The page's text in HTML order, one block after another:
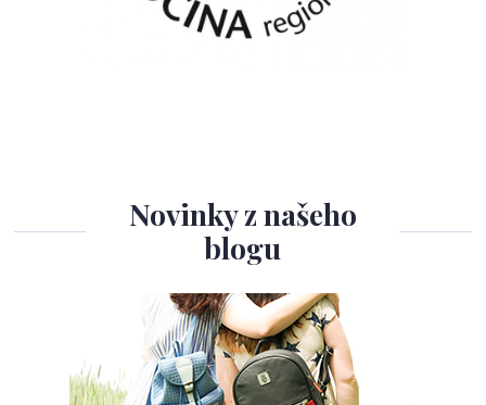
Novinky z našeho
blogu